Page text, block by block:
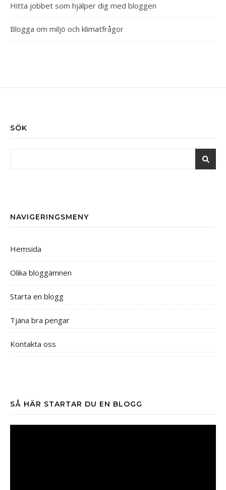
Hitta jobbet som hjälper dig med bloggen
Blogga om miljö och klimatfrågor
SÖK
NAVIGERINGSMENY
Hemsida
Olika bloggämnen
Starta en blogg
Tjäna bra pengar
Kontakta oss
SÅ HÄR STARTAR DU EN BLOGG